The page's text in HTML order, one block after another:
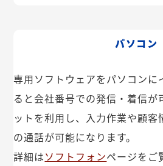
パソコン
専用ソフトウェアをパソコン
ると会社番号での発信・着信が
ットを利用し、入力作業や顧客
の通話が可能になります。
詳細はソフトフォンページをご